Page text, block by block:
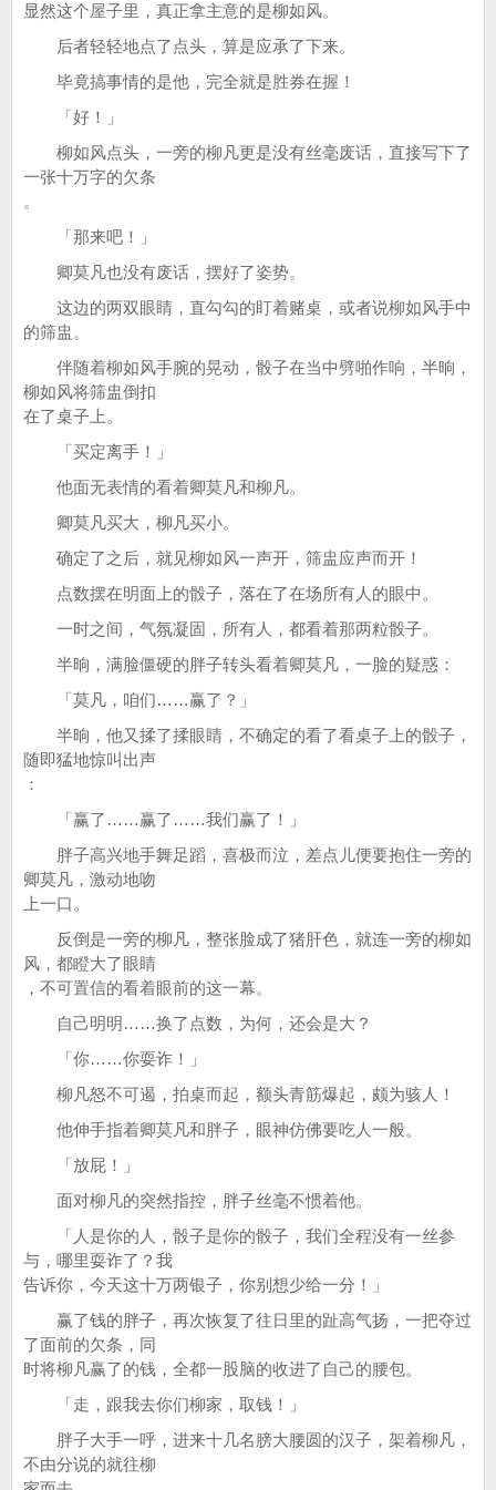
显然这个屋子里，真正拿主意的是柳如风。
后者轻轻地点了点头，算是应承了下来。
毕竟搞事情的是他，完全就是胜券在握！
「好！」
柳如风点头，一旁的柳凡更是没有丝毫废话，直接写下了
一张十万字的欠条
。
「那来吧！」
卿莫凡也没有废话，摆好了姿势。
这边的两双眼睛，直勾勾的盯着赌桌，或者说柳如风手中
的筛盅。
伴随着柳如风手腕的晃动，骰子在当中劈啪作响，半晌，
柳如风将筛盅倒扣
在了桌子上。
「买定离手！」
他面无表情的看着卿莫凡和柳凡。
卿莫凡买大，柳凡买小。
确定了之后，就见柳如风一声开，筛盅应声而开！
点数摆在明面上的骰子，落在了在场所有人的眼中。
一时之间，气氛凝固，所有人，都看着那两粒骰子。
半晌，满脸僵硬的胖子转头看着卿莫凡，一脸的疑惑：
「莫凡，咱们……赢了？」
半晌，他又揉了揉眼睛，不确定的看了看桌子上的骰子，
随即猛地惊叫出声
：
「赢了……赢了……我们赢了！」
胖子高兴地手舞足蹈，喜极而泣，差点儿便要抱住一旁的
卿莫凡，激动地吻
上一口。
反倒是一旁的柳凡，整张脸成了猪肝色，就连一旁的柳如
风，都瞪大了眼睛
，不可置信的看着眼前的这一幕。
自己明明……换了点数，为何，还会是大？
「你……你耍诈！」
柳凡怒不可遏，拍桌而起，额头青筋爆起，颇为骇人！
他伸手指着卿莫凡和胖子，眼神仿佛要吃人一般。
「放屁！」
面对柳凡的突然指控，胖子丝毫不惯着他。
「人是你的人，骰子是你的骰子，我们全程没有一丝参
与，哪里耍诈了？我
告诉你，今天这十万两银子，你别想少给一分！」
赢了钱的胖子，再次恢复了往日里的趾高气扬，一把夺过
了面前的欠条，同
时将柳凡赢了的钱，全都一股脑的收进了自己的腰包。
「走，跟我去你们柳家，取钱！」
胖子大手一呼，进来十几名膀大腰圆的汉子，架着柳凡，
不由分说的就往柳